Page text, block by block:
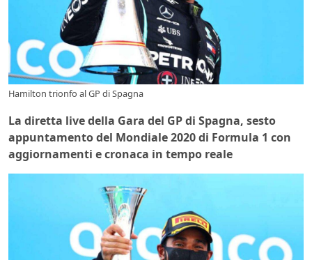
Hamilton trionfo al GP di Spagna
La diretta live della Gara del GP di Spagna, sesto
appuntamento del Mondiale 2020 di Formula 1 con
aggiornamenti e cronaca in tempo reale